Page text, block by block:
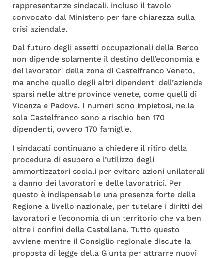
rappresentanze sindacali, incluso il tavolo
convocato dal Ministero per fare chiarezza sulla
crisi aziendale.
Dal futuro degli assetti occupazionali della Berco
non dipende solamente il destino dell’economia e
dei lavoratori della zona di Castelfranco Veneto,
ma anche quello degli altri dipendenti dell’azienda
sparsi nelle altre province venete, come quelli di
Vicenza e Padova. I numeri sono impietosi, nella
sola Castelfranco sono a rischio ben 170
dipendenti, ovvero 170 famiglie.
I sindacati continuano a chiedere il ritiro della
procedura di esubero e l’utilizzo degli
ammortizzatori sociali per evitare azioni unilaterali
a danno dei lavoratori e delle lavoratrici. Per
questo è indispensabile una presenza forte della
Regione a livello nazionale, per tutelare i diritti dei
lavoratori e l’economia di un territorio che va ben
oltre i confini della Castellana. Tutto questo
avviene mentre il Consiglio regionale discute la
proposta di legge della Giunta per attrarre nuovi